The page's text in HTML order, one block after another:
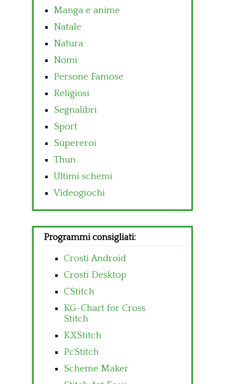
Manga e anime
Natale
Natura
Nomi
Persone Famose
Religiosi
Segnalibri
Sport
Supereroi
Thun
Ultimi schemi
Videogiochi
Programmi consigliati:
Crosti Android
Crosti Desktop
CStitch
KG-Chart for Cross
Stitch
KXStitch
PcStitch
Scheme Maker